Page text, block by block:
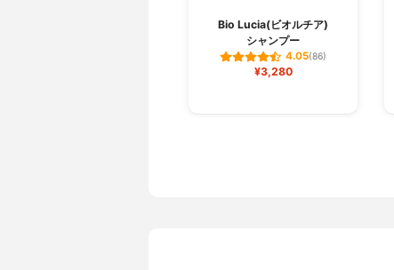
Bio Lucia(ビオルチア)
シャンプー
4.05(86)
¥3,280